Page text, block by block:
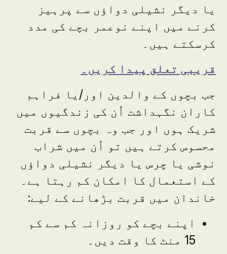
یا دیگر نشیلی دواؤں سے پرہیز
کرنے میں اپنے نوعمر بچے کی مدد
کرسکتے ہیں۔
قریبی تعلق پیدا کریں۔
جب بچوں کے والدین اور/یا فراہم
کاران نگہداشت اُن کی زندگیوں میں
شریک ہوں اور جب وہ بچوں سے قربت
محسوس کرتے ہیں تو اُن میں شراب
نوشی یا چرس یا دیگر نشیلی دواؤں
کے استعمال کا امکان کم رہتا ہے۔
خاندان میں قربت بڑھانے کے لیے:
اپنے بچے کو روزانہ کم سے کم
15 منٹ کا وقت دیں۔